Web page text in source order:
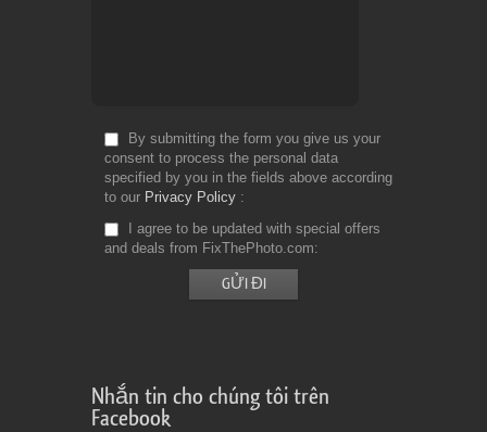
By submitting the form you give us your
consent to process the personal data
specified by you in the fields above according
to our Privacy Policy
I agree to be updated with special offers
and deals from FixThePhoto.com
Nhắn tin cho chúng tôi trên
Facebook